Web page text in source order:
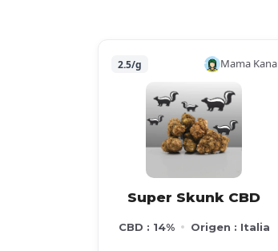
2.5/g Mama Kana
Super Skunk CBD
CBD : 14% Origen : Italia